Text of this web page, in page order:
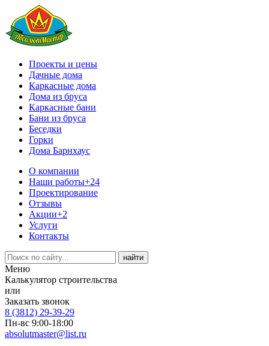
Проекты и цены
Дачные дома
Каркасные дома
Дома из бруса
Каркасные бани
Бани из бруса
Беседки
Горки
Дома Барнхаус
О компании
Наши работы+24
Проектирование
Отзывы
Акции+2
Услуги
Контакты
Меню
Калькулятор строительства
или
Заказать звонок
8 (3812) 29-39-29
Пн-вс 9:00-18:00
absolutmaster@list.ru